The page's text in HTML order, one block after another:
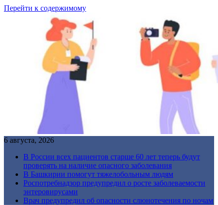
Перейти к содержимому
6 августа, 2026
В России всех пациентов старше 60 лет теперь будут
проверять на наличие опасного заболевания
В Башкирии помогут тяжелобольным людям
Роспотребнадзор предупредил о росте заболеваемости
энтеровирусами
Врач предупредил об опасности слюнотечения по ночам